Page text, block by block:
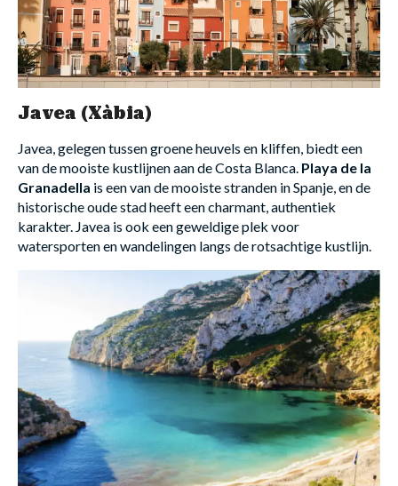
Javea (Xàbia)
Javea, gelegen tussen groene heuvels en kliffen, biedt een
van de mooiste kustlijnen aan de Costa Blanca. Playa de la
Granadella is een van de mooiste stranden in Spanje, en de
historische oude stad heeft een charmant, authentiek
karakter. Javea is ook een geweldige plek voor
watersporten en wandelingen langs de rotsachtige kustlijn.